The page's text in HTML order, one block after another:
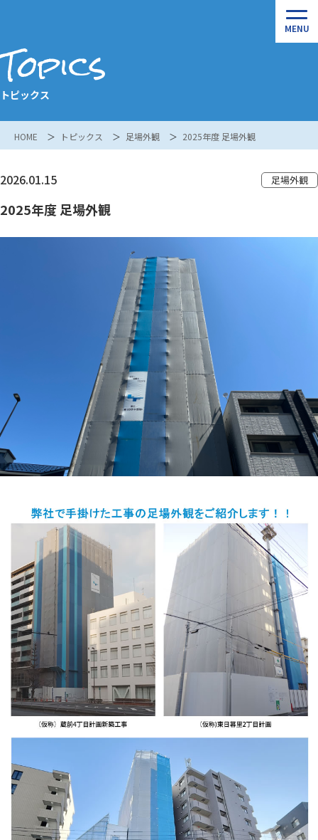
Topics
トピックス
HOME トピックス 足場外観 2025年度 足場外観
2026.01.15 足場外観
2025年度 足場外観